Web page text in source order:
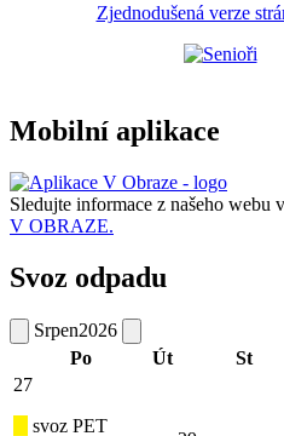
Zjednodušená verze
Mobilní aplikace
Sledujte informace z našeho webu v
V OBRAZE.
Svoz odpadu
Srpen2026
Po
Út St
27
svoz PET